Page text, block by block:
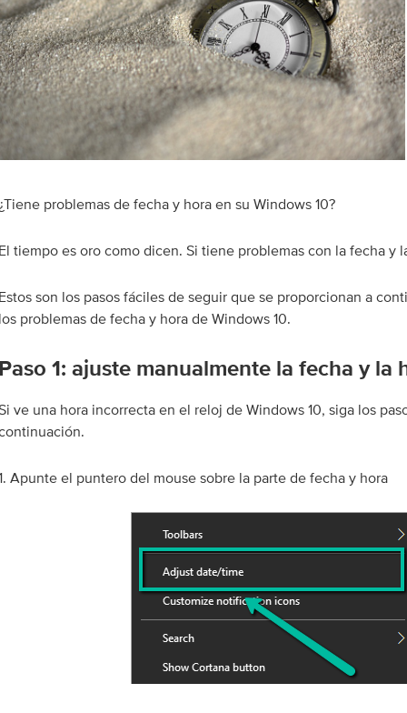
problemas de fecha y hora en su Windows 10?
tiempo es oro como dicen. Si tiene problemas con la fecha y
son los pasos fáciles de seguir que se proporcionan a
problemas de fecha y hora de Windows 10.
1: ajuste manualmente la fecha y la
ve una hora incorrecta en el reloj de Windows 10, siga los
Apunte el puntero del mouse sobre la parte de fecha y hora